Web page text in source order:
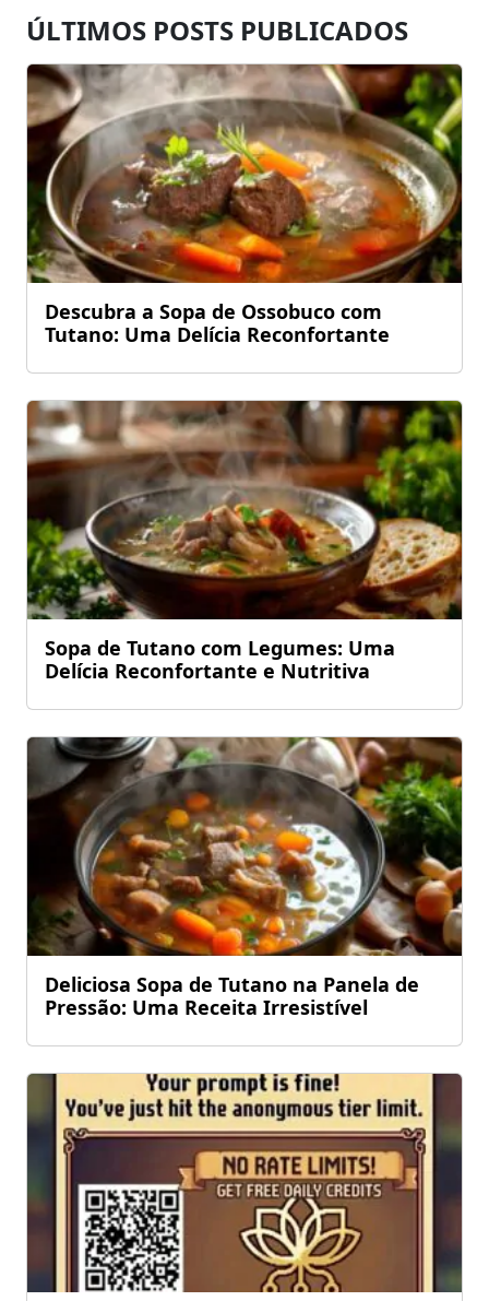
ÚLTIMOS POSTS PUBLICADOS
Descubra a Sopa de Ossobuco com
Tutano: Uma Delícia Reconfortante
Sopa de Tutano com Legumes: Uma
Delícia Reconfortante e Nutritiva
Deliciosa Sopa de Tutano na Panela de
Pressão: Uma Receita Irresistível